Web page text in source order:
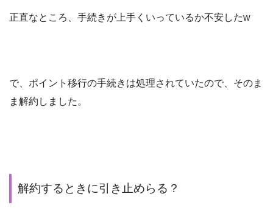
正直なところ、手続きが上手くいっているか不安したw
で、ポイント移行の手続きは処理されていたので、そのま
ま解約しました。
解約するときに引き止めらる？